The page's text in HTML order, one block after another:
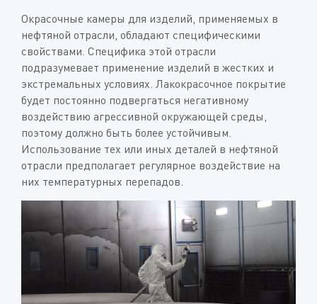
Окрасочные камеры для изделий, применяемых в
нефтяной отрасли, обладают специфическими
свойствами. Специфика этой отрасли
подразумевает применение изделий в жестких и
экстремальных условиях. Лакокрасочное покрытие
будет постоянно подвергаться негативному
воздействию агрессивной окружающей среды,
поэтому должно быть более устойчивым.
Использование тех или иных деталей в нефтяной
отрасли предполагает регулярное воздействие на
них температурных перепадов.